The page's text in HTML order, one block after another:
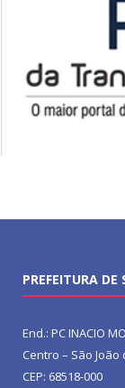
PREFEITURA
End.: PC INACIO
Centro – São
CEP: 68518-000